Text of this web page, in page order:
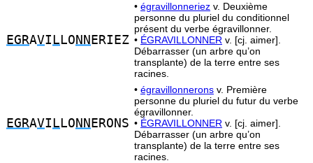
EGRAVI L LO NN ERIEZ
• égravillonneriez v. Deuxième
personne du pluriel du conditionnel
présent du verbe égravillonner.
• ÉGRAVILLONNER v. [cj. aimer].
Débarrasser (un arbre qu’on
transplante) de la terre entre ses
racines.
EGRAVI L LO NN ERONS
• égravillonnerons v. Première
personne du pluriel du futur du verbe
égravillonner.
• ÉGRAVILLONNER v. [cj. aimer].
Débarrasser (un arbre qu’on
transplante) de la terre entre ses
racines.